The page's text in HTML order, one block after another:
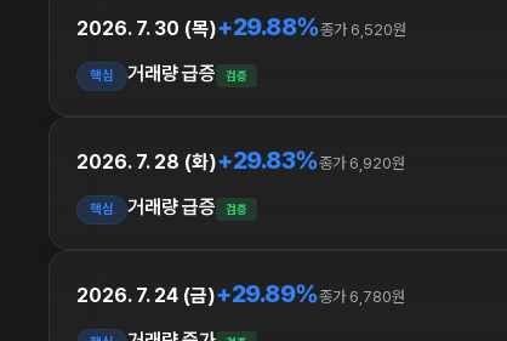
2026. 7. 30 (목)+29.88%종가 6,520원
핵심 거래량 급증 검증
2026. 7. 28 (화)+29.83%종가 6,920원
핵심 거래량 급증 검증
2026. 7. 24 (금)+29.89%종가 6,780원